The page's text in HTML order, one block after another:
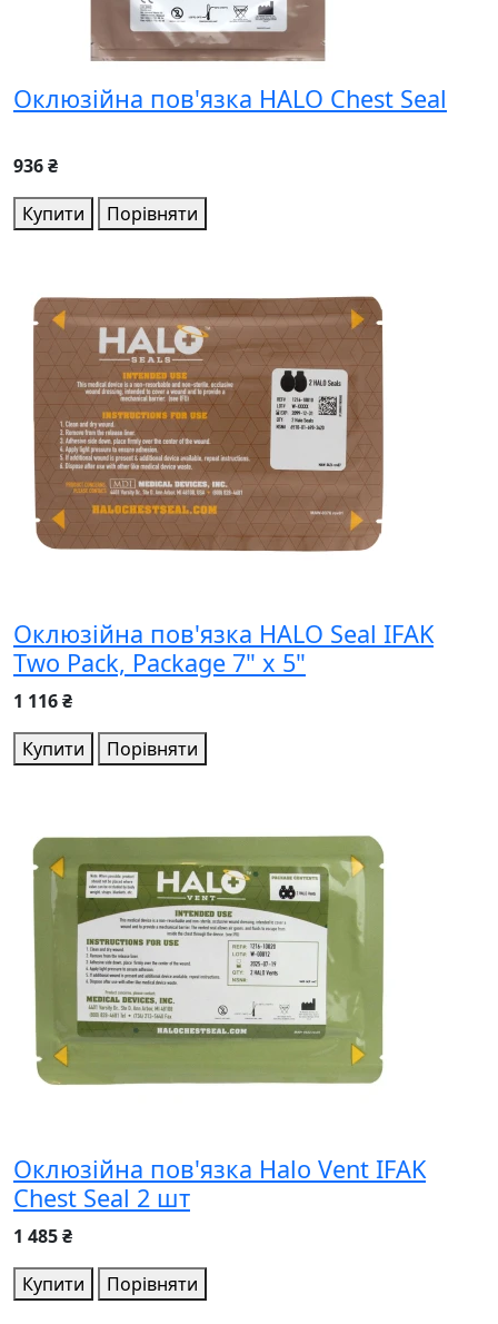
Оклюзійна пов'язка HALO Chest Seal
936 ₴
Купити
Порівняти
Оклюзійна пов'язка HALO Seal IFAK
Two Pack, Package 7" x 5"
1 116 ₴
Купити
Порівняти
Оклюзійна пов'язка Halo Vent IFAK
Chest Seal 2 шт
1 485 ₴
Купити
Порівняти